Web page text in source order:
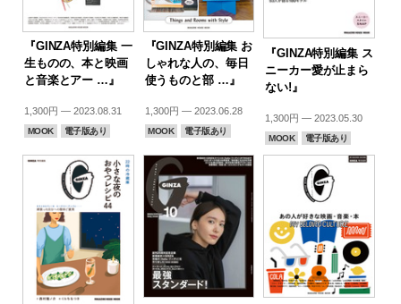
『GINZA特別編集 一
生ものの、本と映画
と音楽とアー …』
1,300円 — 2023.08.31
MOOK 電子版あり
『GINZA特別編集 お
しゃれな人の、毎日
使うものと部 …』
1,300円 — 2023.06.28
MOOK 電子版あり
『GINZA特別編集 ス
ニーカー愛が止まら
ない!』
1,300円 — 2023.05.30
MOOK 電子版あり